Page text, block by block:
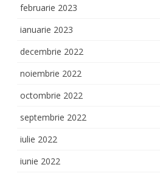
februarie 2023
ianuarie 2023
decembrie 2022
noiembrie 2022
octombrie 2022
septembrie 2022
iulie 2022
iunie 2022